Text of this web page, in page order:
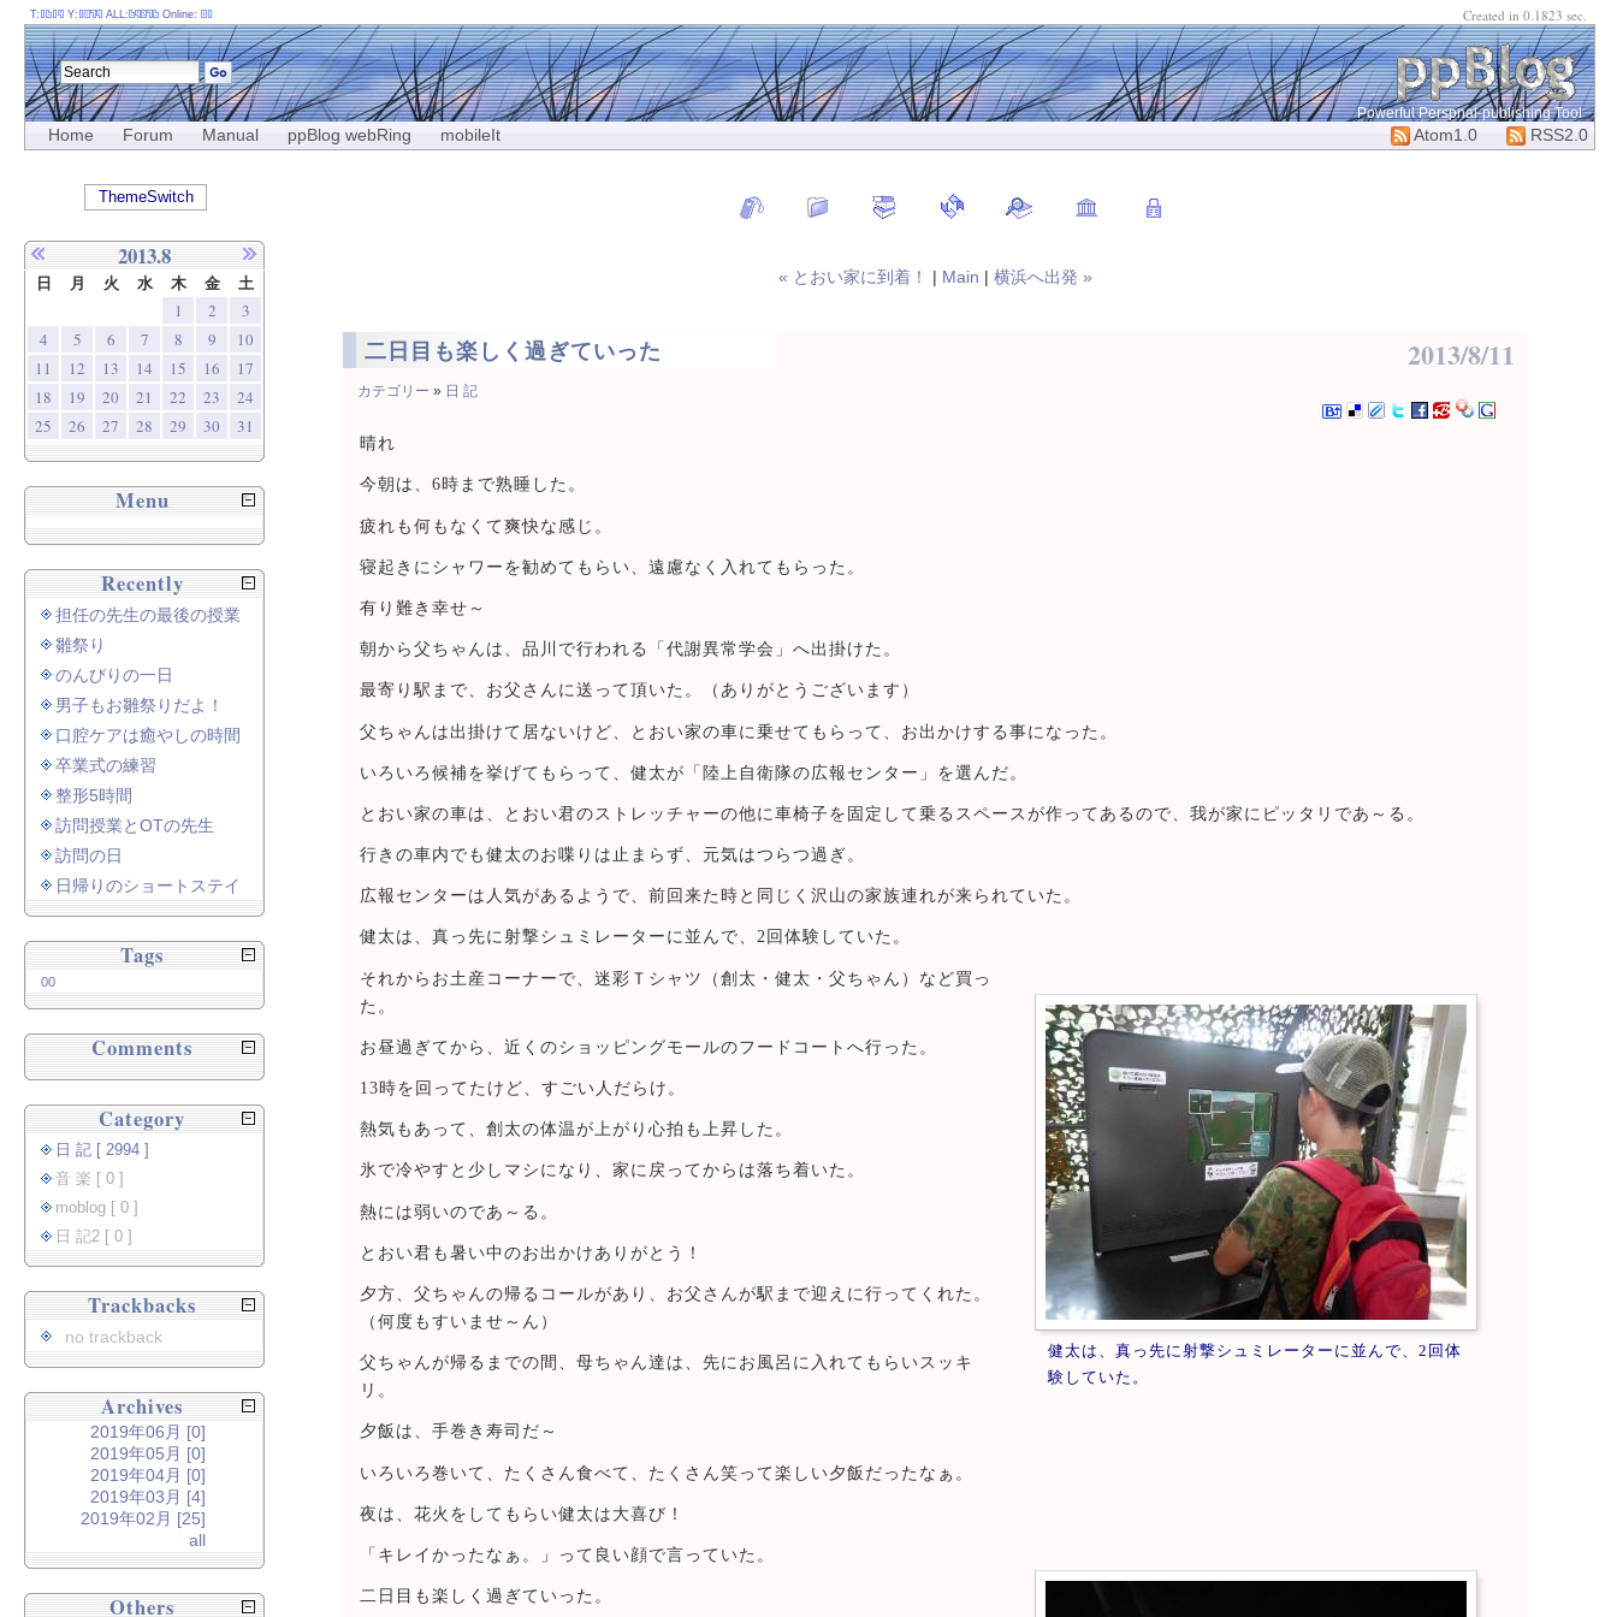
Powerful Perspnal-publishing Tool
Home Forum Manual ppBlog webRing mobileIt RSS2.0
Atom1.0
« とおい家に到着！ | Main | 横浜へ出発 »
二日目も楽しく過ぎていった 2013/8/11
カテゴリー » 日 記
晴れ
今朝は、6時まで熟睡した。
疲れも何もなくて爽快な感じ。
寝起きにシャワーを勧めてもらい、遠慮なく入れてもらった。
有り難き幸せ～
朝から父ちゃんは、品川で行われる「代謝異常学会」へ出掛けた。
最寄り駅まで、お父さんに送って頂いた。（ありがとうございます）
父ちゃんは出掛けて居ないけど、とおい家の車に乗せてもらって、お出かけする事になった。
いろいろ候補を挙げてもらって、健太が「陸上自衛隊の広報センター」を選んだ。
とおい家の車は、とおい君のストレッチャーの他に車椅子を固定して乗るスペースが作ってあるので、我が家にピッタリであ～る。
行きの車内でも健太のお喋りは止まらず、元気はつらつ過ぎ。
広報センターは人気があるようで、前回来た時と同じく沢山の家族連れが来られていた。
健太は、真っ先に射撃シュミレーターに並んで、2回体験していた。
健太は、真っ先に射撃シュミレーターに並んで、2回体
験していた。
それからお土産コーナーで、迷彩Ｔシャツ（創太・健太・父ちゃん）など買っ
た。
お昼過ぎてから、近くのショッピングモールのフードコートへ行った。
13時を回ってたけど、すごい人だらけ。
熱気もあって、創太の体温が上がり心拍も上昇した。
氷で冷やすと少しマシになり、家に戻ってからは落ち着いた。
熱には弱いのであ～る。
とおい君も暑い中のお出かけありがとう！
夕方、父ちゃんの帰るコールがあり、お父さんが駅まで迎えに行ってくれた。
（何度もすいませ～ん）
父ちゃんが帰るまでの間、母ちゃん達は、先にお風呂に入れてもらいスッキ
リ。
夕飯は、手巻き寿司だ～
いろいろ巻いて、たくさん食べて、たくさん笑って楽しい夕飯だったなぁ。
夜は、花火をしてもらい健太は大喜び！
「キレイかったなぁ。」って良い顔で言っていた。
二日目も楽しく過ぎていった。
T: Y: ALL: Online:
ThemeSwitch
Created in 0.1823 sec.
2013.8
日 月 火 水 木 金 土
1 2
3
4
5 6 7 8 9
10
11
12 13 14 15 16
17
18
19 20 21 22 23
24
25
26 27 28 29 30 31
Menu
Recently
担任の先生の最後の授業
雛祭り
のんびりの一日
男子もお雛祭りだよ！
口腔ケアは癒やしの時間
卒業式の練習
整形5時間
訪問授業とOTの先生
訪問の日
日帰りのショートステイ
Tags
00
Comments
Category
日 記 [ 2994 ]
音 楽 [ 0 ]
moblog [ 0 ]
日 記2 [ 0 ]
Trackbacks
no trackback
Archives
2019年06月 [0]
2019年05月 [0]
2019年04月 [0]
2019年03月 [4]
2019年02月 [25]
all
Others